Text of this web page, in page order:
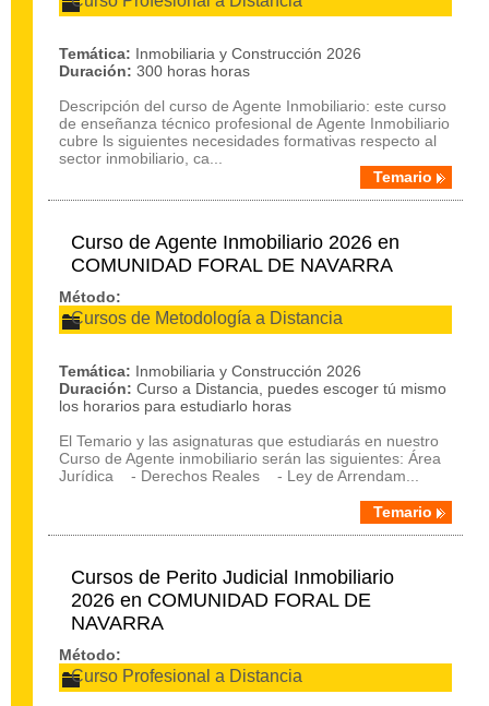
Temática: Inmobiliaria y Construcción 2026
Duración: 300 horas horas
Descripción del curso de Agente Inmobiliario: este curso
de enseñanza técnico profesional de Agente Inmobiliario
cubre ls siguientes necesidades formativas respecto al
sector inmobiliario, ca...
Temario
Curso de Agente Inmobiliario 2026 en
COMUNIDAD FORAL DE NAVARRA
Método:
Cursos de Metodología a Distancia
Temática: Inmobiliaria y Construcción 2026
Duración: Curso a Distancia, puedes escoger tú mismo
los horarios para estudiarlo horas
El Temario y las asignaturas que estudiarás en nuestro
Curso de Agente inmobiliario serán las siguientes: Área
Jurídica - Derechos Reales - Ley de Arrendam...
Temario
Cursos de Perito Judicial Inmobiliario
2026 en COMUNIDAD FORAL DE
NAVARRA
Método:
Curso Profesional a Distancia